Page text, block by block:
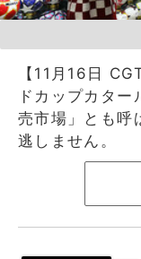
【11月16日
ドカップカタ
売市場」とも呼
逃しません。